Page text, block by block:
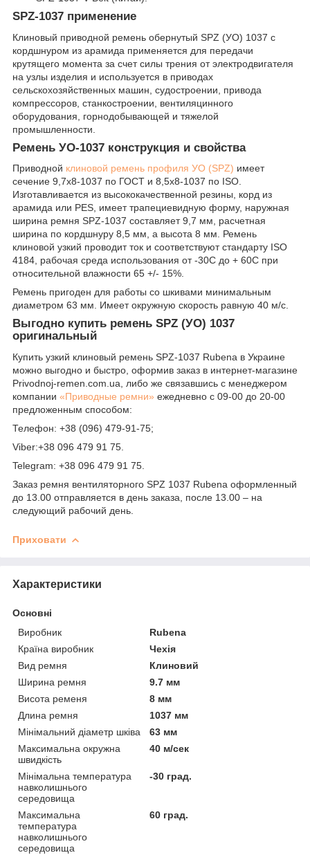
SPZ-1037 применение
Клиновый приводной ремень обернутый SPZ (УО) 1037 с
кордшнуром из арамида применяется для передачи
крутящего момента за счет силы трения от электродвигателя
на узлы изделия и используется в приводах
сельскохозяйственных машин, судостроении, привода
компрессоров, станкостроении, вентиляцинного
оборудования, горнодобывающей и тяжелой
промышленности.
Ремень УО-1037 конструкция и свойства
Приводной клиновой ремень профиля УО (SPZ) имеет
сечение 9,7х8-1037 по ГОСТ и 8,5х8-1037 по ISO.
Изготавливается из высококачественной резины, корд из
арамида или PES, имеет трапециевидную форму, наружная
ширина ремня SPZ-1037 составляет 9,7 мм, расчетная
ширина по кордшнуру 8,5 мм, а высота 8 мм. Ремень
клиновой узкий проводит ток и соответствуют стандарту ISO
4184, рабочая среда использования от -30С до + 60С при
относительной влажности 65 +/- 15%.
Ремень пригоден для работы со шкивами минимальным
диаметром 63 мм. Имеет окружную скорость равную 40 м/с.
Выгодно купить ремень SPZ (УО) 1037
оригинальный
Купить узкий клиновый ремень SPZ-1037 Rubena в Украине
можно выгодно и быстро, оформив заказ в интернет-магазине
Рrivodnoj-remen.com.ua, либо же связавшись с менеджером
компании «Приводные ремни» ежедневно с 09-00 до 20-00
предложенным способом:
Телефон: +38 (096) 479-91-75;
Viber:+38 096 479 91 75.
Telegram: +38 096 479 91 75.
Заказ ремня вентиляторного SPZ 1037 Rubena оформленный
до 13.00 отправляется в день заказа, после 13.00 – на
следующий рабочий день.
Приховати
Характеристики
Основні
Виробник
Rubena
Країна виробник
Чехія
Вид ремня
Клиновий
Ширина ремня
9.7 мм
Висота ременя
8 мм
Длина ремня
1037 мм
Мінімальний діаметр шківа
63 мм
Максимальна окружна
швидкість
40 м/сек
Мінімальна температура
навколишнього
середовища
-30 град.
Максимальна
температура
навколишнього
середовища
60 град.